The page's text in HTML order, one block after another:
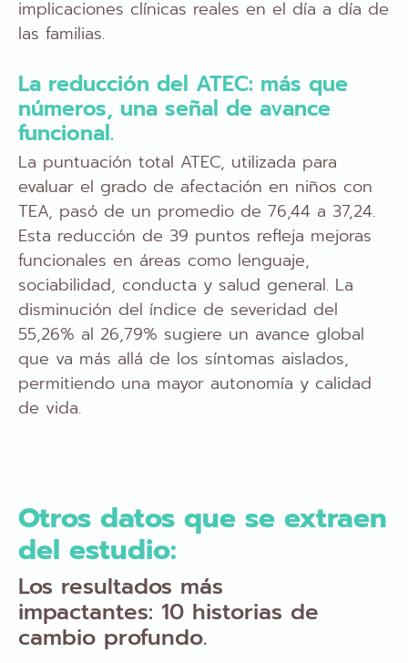
implicaciones clínicas reales en el día a día de
las familias.
La reducción del ATEC: más que
números, una señal de avance
funcional.
La puntuación total ATEC, utilizada para
evaluar el grado de afectación en niños con
TEA, pasó de un promedio de 76,44 a 37,24.
Esta reducción de 39 puntos refleja mejoras
funcionales en áreas como lenguaje,
sociabilidad, conducta y salud general. La
disminución del índice de severidad del
55,26% al 26,79% sugiere un avance global
que va más allá de los síntomas aislados,
permitiendo una mayor autonomía y calidad
de vida.
Otros datos que se extraen
del estudio:
Los resultados más
impactantes: 10 historias de
cambio profundo.